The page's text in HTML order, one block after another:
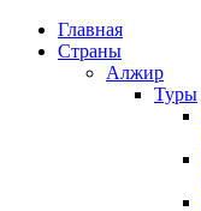
Главная
Страны
Алжир
Туры